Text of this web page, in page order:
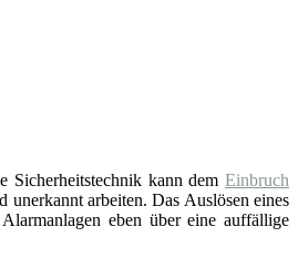
Sicherheitstechnik kann demEinbruch
unerkannt arbeiten. Das Auslösen eines
eben über eine auffällige